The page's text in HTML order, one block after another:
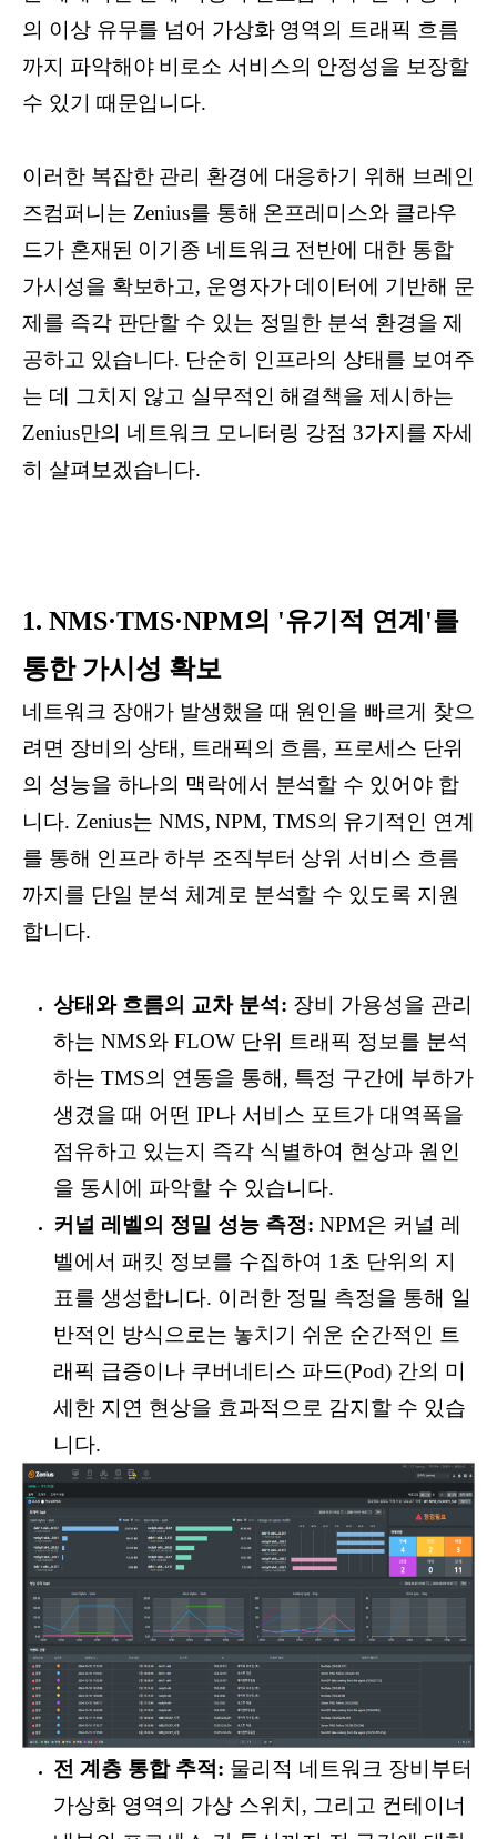
의 이상 유무를 넘어 가상화 영역의 트래픽 흐름
까지 파악해야 비로소 서비스의 안정성을 보장할
수 있기 때문입니다.
이러한 복잡한 관리 환경에 대응하기 위해 브레인
즈컴퍼니는 Zenius를 통해 온프레미스와 클라우
드가 혼재된 이기종 네트워크 전반에 대한 통합
가시성을 확보하고, 운영자가 데이터에 기반해 문
제를 즉각 판단할 수 있는 정밀한 분석 환경을 제
공하고 있습니다. 단순히 인프라의 상태를 보여주
는 데 그치지 않고 실무적인 해결책을 제시하는
Zenius만의 네트워크 모니터링 강점 3가지를 자세
히 살펴보겠습니다.
1. NMS·TMS·NPM의 '유기적 연계'를
통한 가시성 확보
네트워크 장애가 발생했을 때 원인을 빠르게 찾으
려면 장비의 상태, 트래픽의 흐름, 프로세스 단위
의 성능을 하나의 맥락에서 분석할 수 있어야 합
니다. Zenius는 NMS, NPM, TMS의 유기적인 연계
를 통해 인프라 하부 조직부터 상위 서비스 흐름
까지를 단일 분석 체계로 분석할 수 있도록 지원
합니다.
상태와 흐름의 교차 분석: 장비 가용성을 관리
하는 NMS와 FLOW 단위 트래픽 정보를 분석
하는 TMS의 연동을 통해, 특정 구간에 부하가
생겼을 때 어떤 IP나 서비스 포트가 대역폭을
점유하고 있는지 즉각 식별하여 현상과 원인
을 동시에 파악할 수 있습니다.
커널 레벨의 정밀 성능 측정:NPM은 커널 레
벨에서 패킷 정보를 수집하여 1초 단위의 지
표를 생성합니다. 이러한 정밀 측정을 통해 일
반적인 방식으로는 놓치기 쉬운 순간적인 트
래픽 급증이나 쿠버네티스 파드(Pod) 간의 미
세한 지연 현상을 효과적으로 감지할 수 있습
니다.
전 계층 통합 추적: 물리적 네트워크 장비부터
가상화 영역의 가상 스위치, 그리고 컨테이너